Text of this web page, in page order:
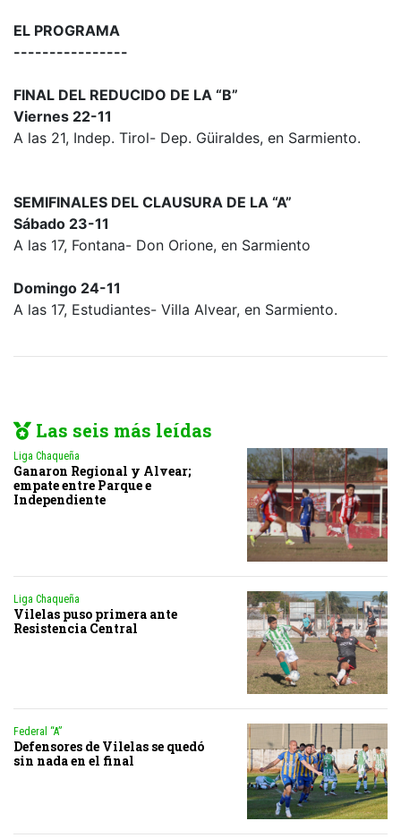
EL PROGRAMA
----------------
FINAL DEL REDUCIDO DE LA “B”
Viernes 22-11
A las 21, Indep. Tirol- Dep. Güiraldes, en Sarmiento.
SEMIFINALES DEL CLAUSURA DE LA “A”
Sábado 23-11
A las 17, Fontana- Don Orione, en Sarmiento
Domingo 24-11
A las 17, Estudiantes- Villa Alvear, en Sarmiento.
Las seis más leídas
Liga Chaqueña
Ganaron Regional y Alvear;
empate entre Parque e
Independiente
Liga Chaqueña
Vilelas puso primera ante
Resistencia Central
Federal “A”
Defensores de Vilelas se quedó
sin nada en el final